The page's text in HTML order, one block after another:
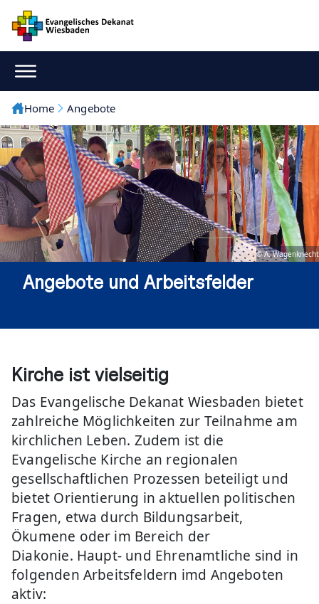
Home Angebote
© A. Wagenknecht
Angebote und Arbeitsfelder
Kirche ist vielseitig
Das Evangelische Dekanat Wiesbaden bietet
zahlreiche Möglichkeiten zur Teilnahme am
kirchlichen Leben. Zudem ist die
Evangelische Kirche an regionalen
gesellschaftlichen Prozessen beteiligt und
bietet Orientierung in aktuellen politischen
Fragen, etwa durch Bildungsarbeit,
Ökumene oder im Bereich der
Diakonie. Haupt- und Ehrenamtliche sind in
folgenden Arbeitsfeldern imd Angeboten
aktiv: